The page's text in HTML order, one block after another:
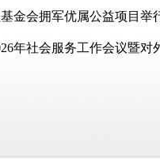
金会拥军优属公益项目举
年社会服务工作会议暨